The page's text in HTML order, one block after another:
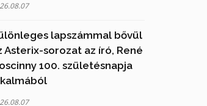
lapszámmal bővül
Asterix-sorozat az író, René
100. születésnapja